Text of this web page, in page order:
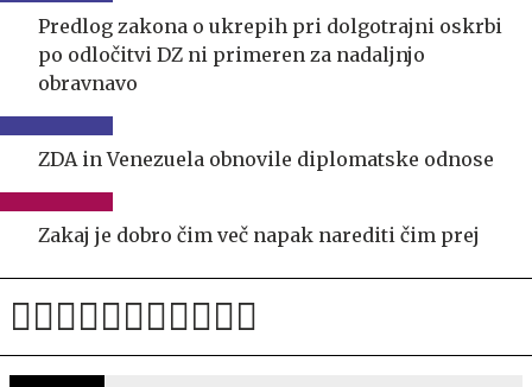
Predlog zakona o ukrepih pri dolgotrajni oskrbi
po odločitvi DZ ni primeren za nadaljnjo
obravnavo
ZDA in Venezuela obnovile diplomatske odnose
Zakaj je dobro čim več napak narediti čim prej